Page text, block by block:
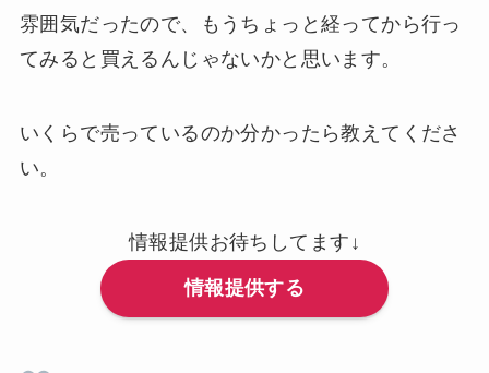
雰囲気だったので、もうちょっと経ってから行っ
てみると買えるんじゃないかと思います。
いくらで売っているのか分かったら教えてくださ
い。
情報提供お待ちしてます↓
情報提供する